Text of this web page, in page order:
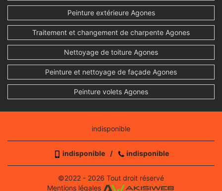
Peinture extérieure Agones
Traitement et changement de charpente Agones
Nettoyage de toiture Agones
Peinture et nettoyage de façade Agones
Peinture volets Agones
indisponible
indisponible / indisponible
©2022 - 2026 Tout droit réservé
Mentions légales